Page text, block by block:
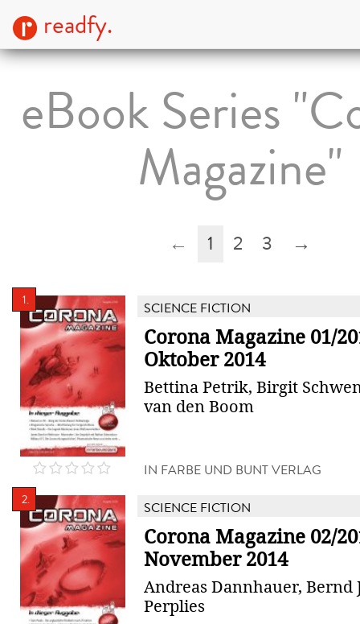
readfy.
eBook Series
Magazine"
← 1 2 3 →
1. SCIENCE FICTION
Corona Magazine 01/
Oktober 2014
Bettina Petrik, Birgit
van den Boom
IN FARBE UND BUNT VERLAG
2. SCIENCE FICTION
Corona Magazine 02/
November 2014
Andreas Dannhauer, Bernd
Perplies